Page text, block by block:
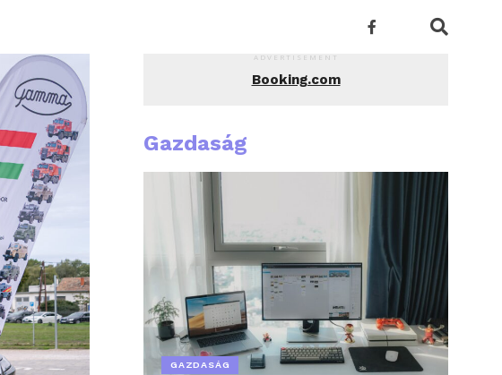
ADVERTISEMENT
Booking.com
Gazdaság
GAZDASÁG